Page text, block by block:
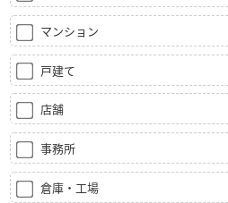
マンション
戸建て
店舗
事務所
倉庫・工場